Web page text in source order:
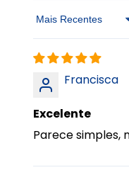
Sort by
Francisca
Excelente
Parece simples,